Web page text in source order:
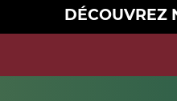
DÉCOUVREZ